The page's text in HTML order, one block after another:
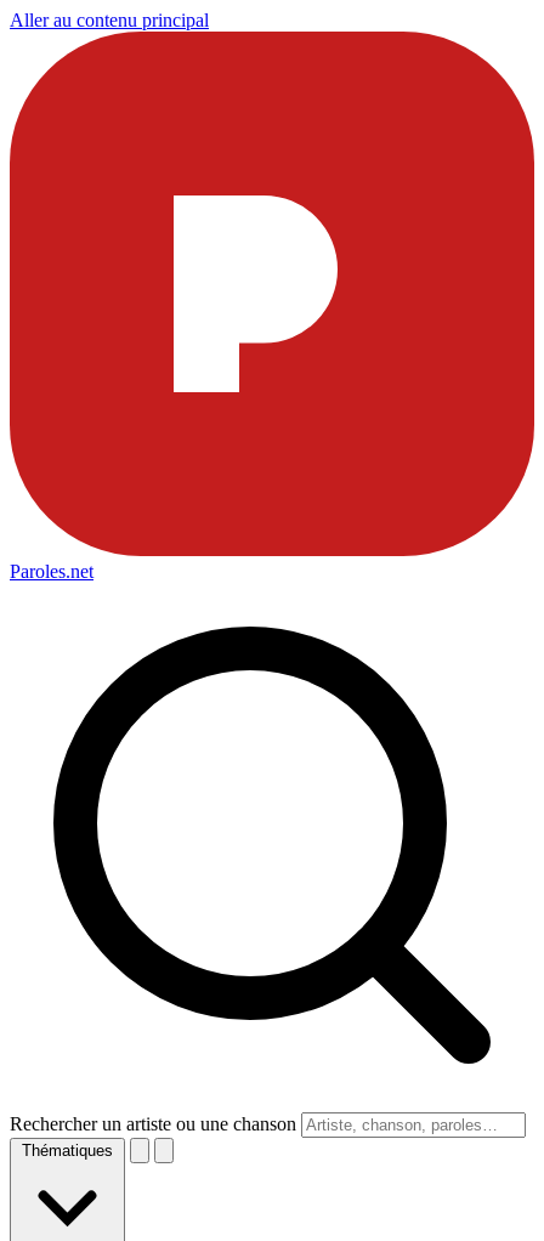
Aller au contenu principal
Paroles.net
Rechercher un artiste ou une chanson
Thématiques